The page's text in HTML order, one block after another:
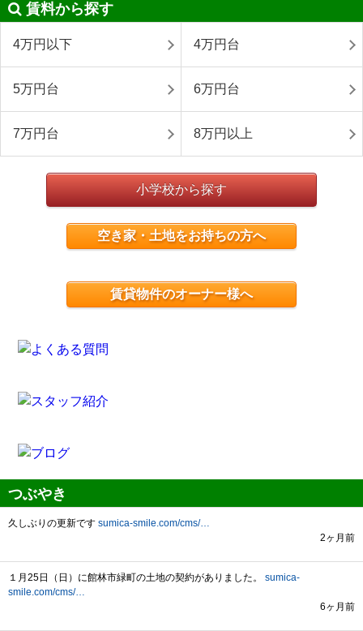
賃料から探す
4万円以下 4万円台
5万円台 6万円台
7万円台 8万円以上
小学校から探す
空き家・土地をお持ちの方へ
賃貸物件のオーナー様へ
つぶやき